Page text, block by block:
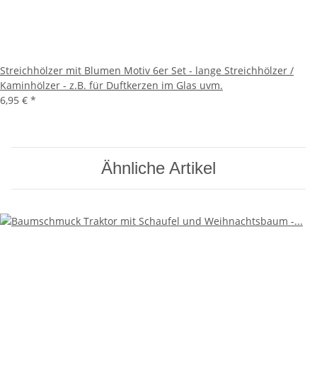
Streichhölzer mit Blumen Motiv 6er Set - lange Streichhölzer /
Kaminhölzer - z.B. für Duftkerzen im Glas uvm.
6,95 € *
Ähnliche Artikel